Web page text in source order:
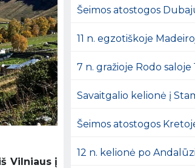
Vilniaus į
Šeimos atostogos
11 n. egzotiškoje
7 n. gražioje Rodo saloje
Savaitgalio kelionė į
Šeimos atostogos
12 n. kelionė po